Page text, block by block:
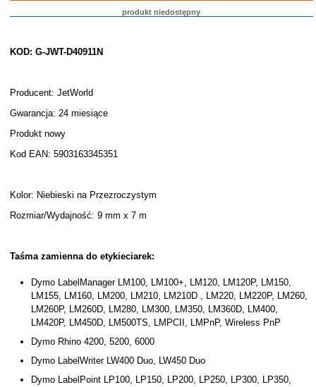
produkt niedostępny
KOD: G-JWT-D40911N
Producent: JetWorld
Gwarancja: 24 miesiące
Produkt nowy
Kod EAN: 5903163345351
Kolor: Niebieski na Przezroczystym
Rozmiar/Wydajność: 9 mm x 7 m
Taśma zamienna do etykieciarek:
Dymo LabelManager LM100, LM100+, LM120, LM120P, LM150,
LM155, LM160, LM200, LM210, LM210D , LM220, LM220P, LM260,
LM260P, LM260D, LM280, LM300, LM350, LM360D, LM400,
LM420P, LM450D, LM500TS, LMPCII, LMPnP, Wireless PnP
Dymo Rhino 4200, 5200, 6000
Dymo LabelWriter LW400 Duo, LW450 Duo
Dymo LabelPoint LP100, LP150, LP200, LP250, LP300, LP350,